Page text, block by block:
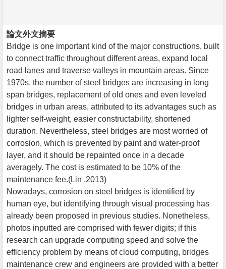
論文外文摘要
Bridge is one important kind of the major constructions, built
to connect traffic throughout different areas, expand local
road lanes and traverse valleys in mountain areas. Since
1970s, the number of steel bridges are increasing in long
span bridges, replacement of old ones and even leveled
bridges in urban areas, attributed to its advantages such as
lighter self-weight, easier constructability, shortened
duration. Nevertheless, steel bridges are most worried of
corrosion, which is prevented by paint and water-proof
layer, and it should be repainted once in a decade
averagely. The cost is estimated to be 10% of the
maintenance fee.(Lin ,2013)
Nowadays, corrosion on steel bridges is identified by
human eye, but identifying through visual processing has
already been proposed in previous studies. Nonetheless,
photos inputted are comprised with fewer digits; if this
research can upgrade computing speed and solve the
efficiency problem by means of cloud computing, bridges
maintenance crew and engineers are provided with a better